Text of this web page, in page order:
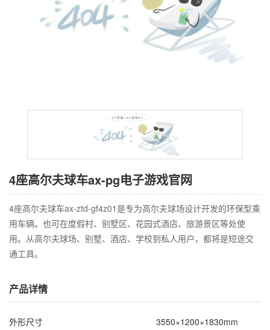
4座高尔夫球车ax-pg电子游戏官网
4座高尔夫球车ax-ztd-gf4z01是专为高尔夫球场设计开发的环保型乘
用车辆。也可在度假村、别墅区、花园式酒店、旅游景区等处使
用。从高尔夫球场、别墅、酒店、学校到私人用户，都将是短途交
通工具。
产品详情
外形尺寸
3550×1200×1830mm